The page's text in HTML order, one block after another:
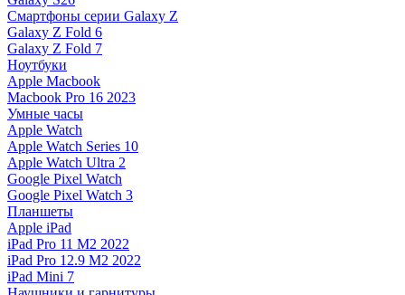
Смартфоны серии Galaxy Z
Galaxy Z Fold 6
Galaxy Z Fold 7
Ноутбуки
Apple Macbook
Macbook Pro 16 2023
Умные часы
Apple Watch
Apple Watch Series 10
Apple Watch Ultra 2
Google Pixel Watch
Google Pixel Watch 3
Планшеты
Apple iPad
iPad Pro 11 M2 2022
iPad Pro 12.9 M2 2022
iPad Mini 7